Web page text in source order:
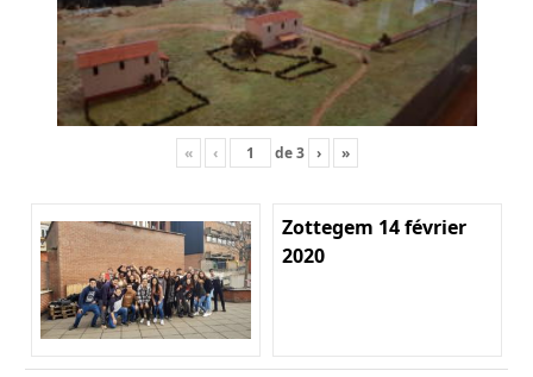
« ‹ de3 › »
Zottegem 14 février
2020